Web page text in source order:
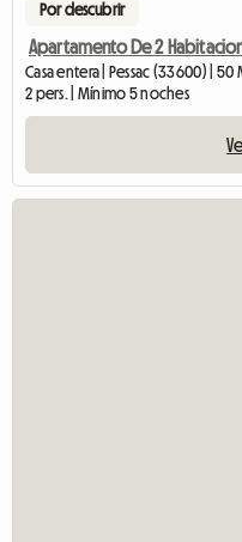
Por descubrir
Apartamento De 2
Casa entera | Pessac (33600) | 50
2 pers. | Mínimo 5 noches